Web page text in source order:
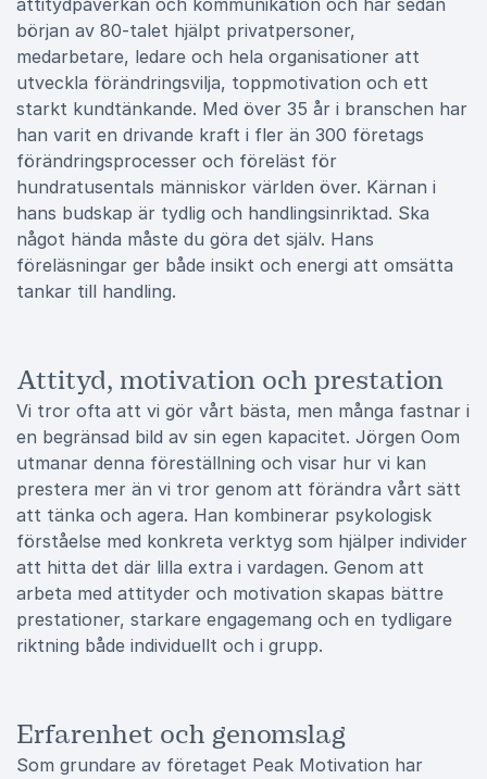
attitydpåverkan och kommunikation och har sedan
början av 80-talet hjälpt privatpersoner,
medarbetare, ledare och hela organisationer att
utveckla förändringsvilja, toppmotivation och ett
starkt kundtänkande. Med över 35 år i branschen har
han varit en drivande kraft i fler än 300 företags
förändringsprocesser och föreläst för
hundratusentals människor världen över. Kärnan i
hans budskap är tydlig och handlingsinriktad. Ska
något hända måste du göra det själv. Hans
föreläsningar ger både insikt och energi att omsätta
tankar till handling.
Attityd, motivation och prestation
Vi tror ofta att vi gör vårt bästa, men många fastnar i
en begränsad bild av sin egen kapacitet. Jörgen Oom
utmanar denna föreställning och visar hur vi kan
prestera mer än vi tror genom att förändra vårt sätt
att tänka och agera. Han kombinerar psykologisk
förståelse med konkreta verktyg som hjälper individer
att hitta det där lilla extra i vardagen. Genom att
arbeta med attityder och motivation skapas bättre
prestationer, starkare engagemang och en tydligare
riktning både individuellt och i grupp.
Erfarenhet och genomslag
Som grundare av företaget Peak Motivation har